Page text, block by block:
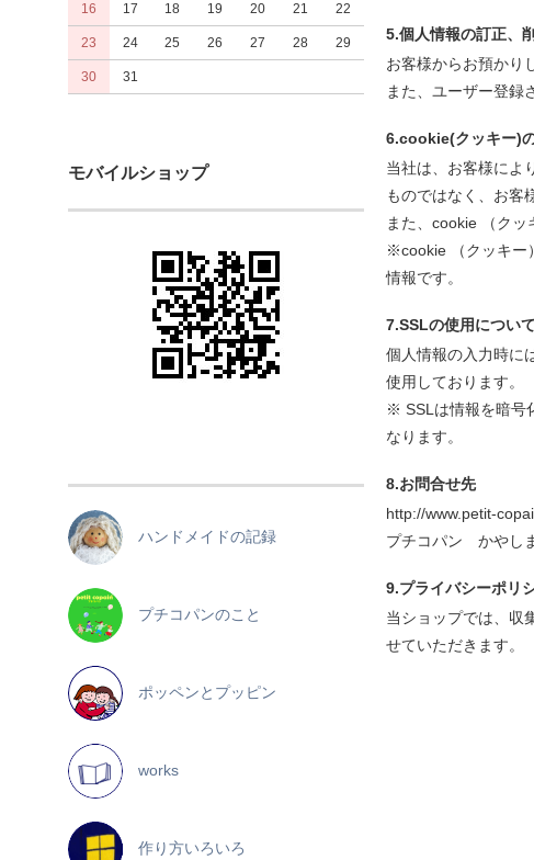
16 17 18 19 20 21 22
23 24 25 26 27 28 29
30 31
モバイルショップ
ハンドメイドの記録
プチコパンのこと
ポッペンとプッピン
works
作り方いろいろ
5.個人情報の訂正、
お客様からお預かり
また、ユーザー登録
6.cookie(クッキー)
当社は、お客様によ
ものではなく、お客
また、cookie （クッ
※cookie （クッキー
情報です。
7.SSLの使用について
個人情報の入力時に
使用しております。
※ SSLは情報を暗号
なります。
8.お問合せ先
http://www.petit-
プチコパン かやし
9.プライバシーポリ
当ショップでは、収
せていただきます。